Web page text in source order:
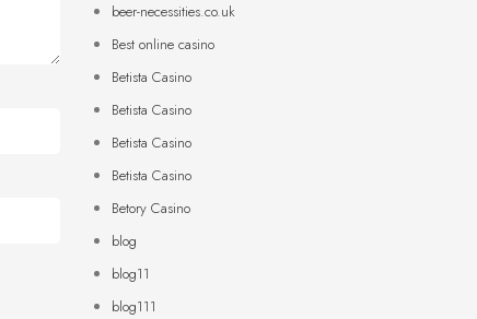
beer-necessities.co.uk
Best online casino
Betista Casino
Betista Casino
Betista Casino
Betista Casino
Betory Casino
blog
blog11
blog111